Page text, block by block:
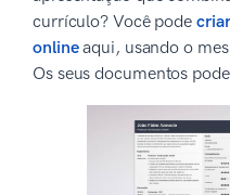
currículo? Você pode
onlineaqui, usando o
Os seus documentos